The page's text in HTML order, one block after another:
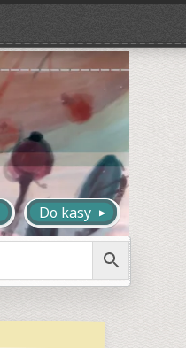
Do kasy